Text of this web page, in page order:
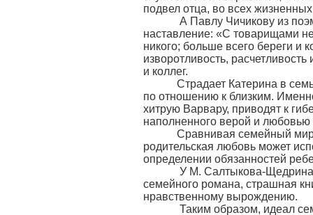
подвел отца, во всех
А Павлу Чичикову из
наставление: «С товарищами
никого; больше всего береги и
изворотливость,
и коллег.
Страдает Катерина в
по отношению к близким.
хитрую Варвару, приводят к
наполненного верой и любовью
Сравнивая семейный мир
родительская любовь может
определении обязанностей
У М. Салтыкова-Щедрина
семейного романа, страшная
нравственному вырождению.
Таким образом, идеал